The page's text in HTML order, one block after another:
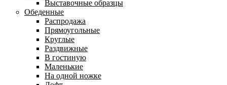
Выставочные образцы
Обеденные
Распродажа
Прямоугольные
Круглые
Раздвижные
В гостиную
Маленькие
На одной ножке